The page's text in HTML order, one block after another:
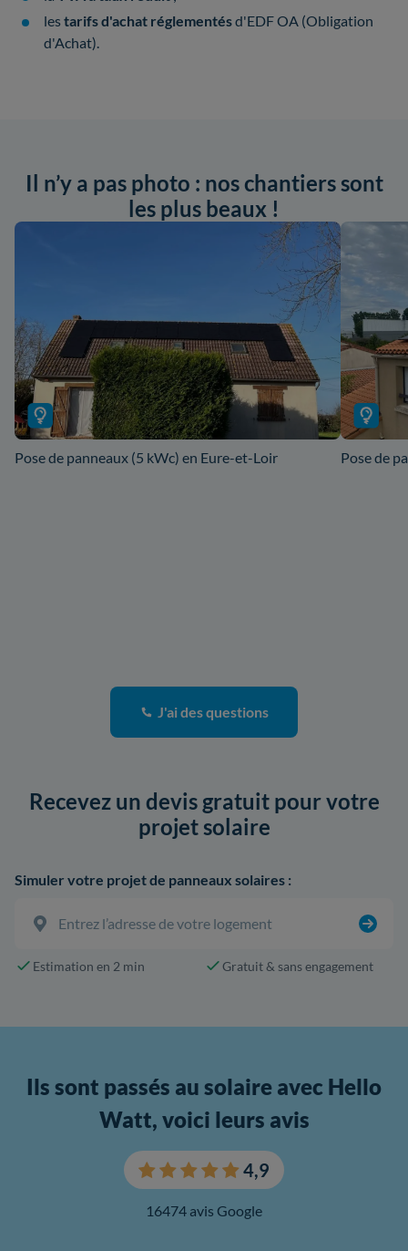
lestarifs d'achat réglementésd'EDF OA (Obligation
d'Achat).
Il n’y a pas photo : nos chantiers sont
les plus beaux !
Pose de panneaux (5 kWc) en Eure-et-Loir Pose de
J'ai des questions
Recevez un devis gratuit pour votre
projet solaire
Simuler votre projet de panneaux solaires :
Estimation en 2 min Gratuit & sans engagement
Ils sont passés au solaire avec Hello
Watt, voici leurs avis
4,9
16474 avis Google